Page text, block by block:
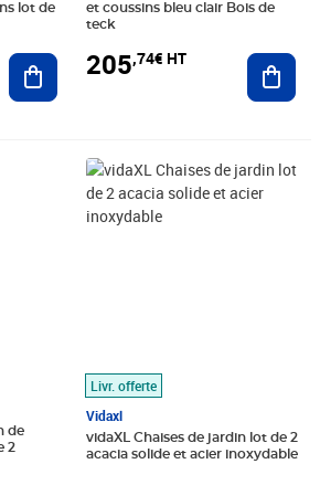
lot de
Ajouter au panier
et coussins bleu clair Bois de
teck
205,74€ HT
de
2
Livr. offerte
Vidaxl
vidaXL Chaises de jardin lot de 2
acacia solide et acier inoxydable
Prix 182,41€ HT